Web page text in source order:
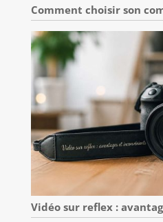
Comment choisir son
Vidéo sur reflex :